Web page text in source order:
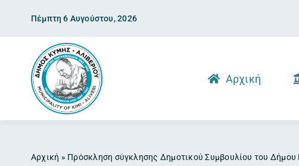
content
Πέμπτη 6 Αυγούστου, 2026
Αρχική
Αρχική » Πρόσκληση σύγκλησης Δημοτικού Συμβουλίου του Δήμου